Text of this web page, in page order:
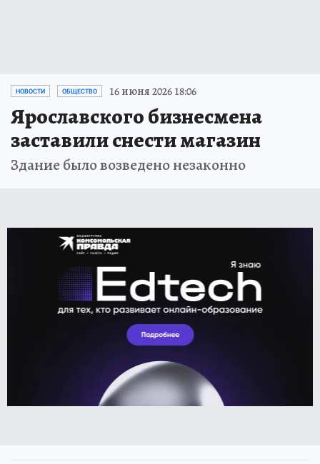
НОВОСТИ ОБЩЕСТВО 16 июня 2026 18:06
Ярославского бизнесмена
заставили снести магазин
Здание было возведено незаконно